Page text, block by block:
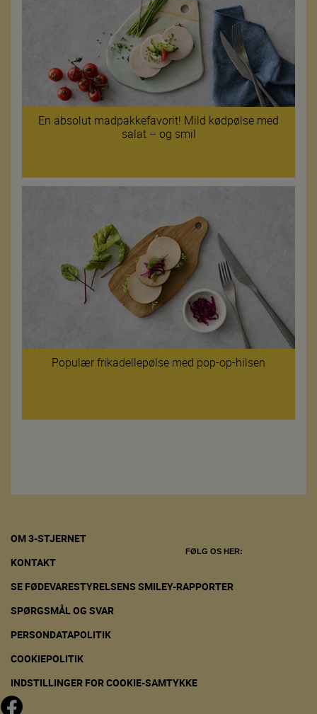
En absolut madpakkefavorit! Mild kødpølse med
salat – og smil
Populær frikadellepølse med pop-op-hilsen
OM 3-STJERNET
KONTAKT
SE FØDEVARESTYRELSENS SMILEY-RAPPORTER
SPØRGSMÅL OG SVAR
PERSONDATAPOLITIK
COOKIEPOLITIK
INDSTILLINGER FOR COOKIE-SAMTYKKE
FØLG OS HER: